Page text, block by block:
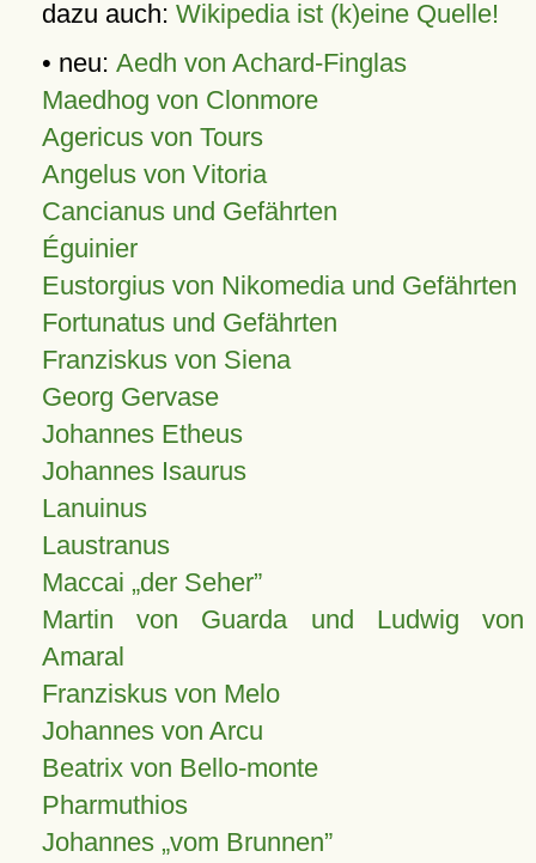
dazu auch: Wikipedia ist (k)eine Quelle!
• neu: Aedh von Achard-Finglas
Maedhog von Clonmore
Agericus von Tours
Angelus von Vitoria
Cancianus und Gefährten
Éguinier
Eustorgius von Nikomedia und Gefährten
Fortunatus und Gefährten
Franziskus von Siena
Georg Gervase
Johannes Etheus
Johannes Isaurus
Lanuinus
Laustranus
Maccai „der Seher”
Martin von Guarda und Ludwig von
Amaral
Franziskus von Melo
Johannes von Arcu
Beatrix von Bello-monte
Pharmuthios
Johannes vom Brunnen